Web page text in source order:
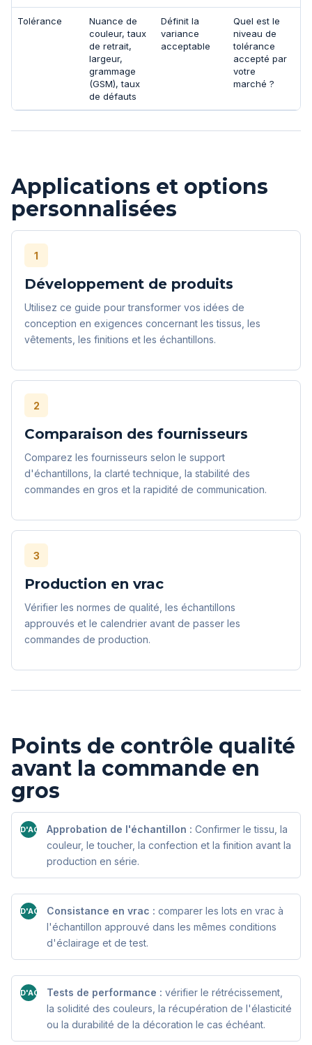
Tolérance
Nuance de
couleur, taux
de retrait,
largeur,
grammage
(GSM), taux
de défauts
Définit la
variance
acceptable
Quel est le
niveau de
tolérance
accepté par
votre
marché ?
Applications et options
personnalisées
1
Développement de produits
Utilisez ce guide pour transformer vos idées de
conception en exigences concernant les tissus, les
vêtements, les finitions et les échantillons.
2
Comparaison des fournisseurs
Comparez les fournisseurs selon le support
d'échantillons, la clarté technique, la stabilité des
commandes en gros et la rapidité de communication.
3
Production en vrac
Vérifier les normes de qualité, les échantillons
approuvés et le calendrier avant de passer les
commandes de production.
Points de contrôle qualité
avant la commande en
gros
D'ACCORDApprobation de l'échantillon : Confirmer le tissu, la
couleur, le toucher, la confection et la finition avant la
production en série.
D'ACCORDConsistance en vrac : comparer les lots en vrac à
l'échantillon approuvé dans les mêmes conditions
d'éclairage et de test.
D'ACCORDTests de performance : vérifier le rétrécissement,
la solidité des couleurs, la récupération de l'élasticité
ou la durabilité de la décoration le cas échéant.